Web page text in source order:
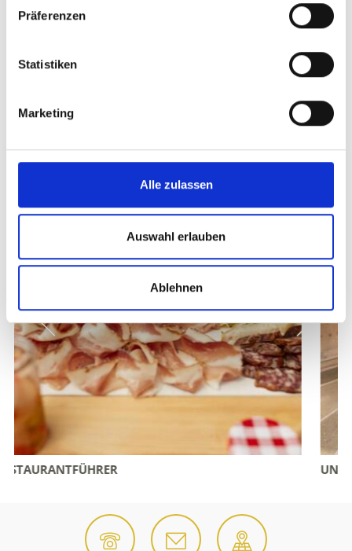
Präferenzen
Statistiken
Marketing
Alle zulassen
Auswahl erlauben
Ablehnen
WAR DER INHALT FÜR SIE HILFREICH?
Weitere interessante Links
UNTERKUNFT SUCHEN & BUCHEN